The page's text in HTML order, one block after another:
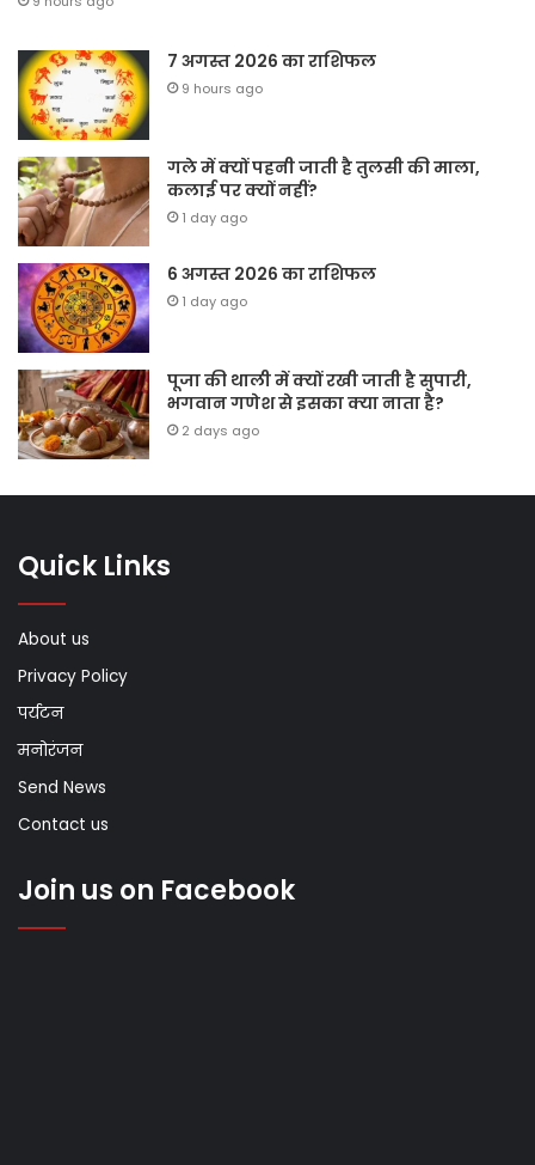
7 अगस्त 2026 का राशिफल
9 hours ago
गले में क्यों पहनी जाती है तुलसी की माला,
कलाई पर क्यों नहीं?
1 day ago
6 अगस्त 2026 का राशिफल
1 day ago
पूजा की थाली में क्यों रखी जाती है सुपारी,
भगवान गणेश से इसका क्या नाता है?
2 days ago
Quick Links
About us
Privacy Policy
पर्यटन
मनोरंजन
Send News
Contact us
Join us on Facebook